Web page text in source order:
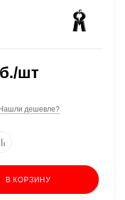
/шт
Нашли дешевле?
В КОРЗИНУ